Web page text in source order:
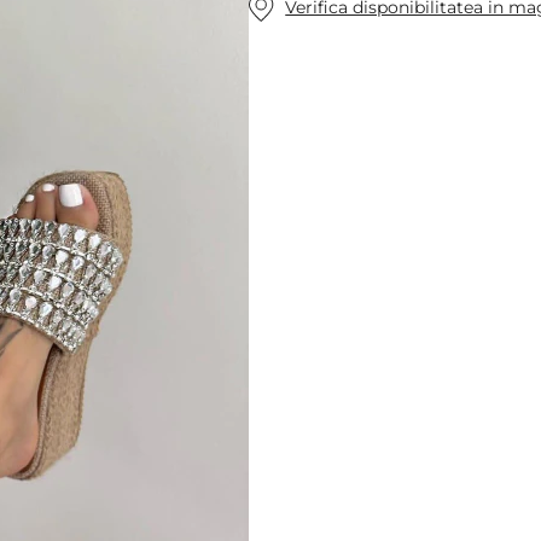
Verifica disponibilitatea in